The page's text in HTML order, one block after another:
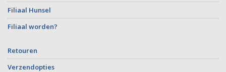
Filiaal Hunsel
Filiaal worden?
Retouren
Verzendopties